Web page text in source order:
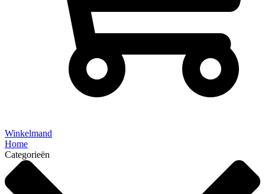
Winkelmand
Home
Categorieën